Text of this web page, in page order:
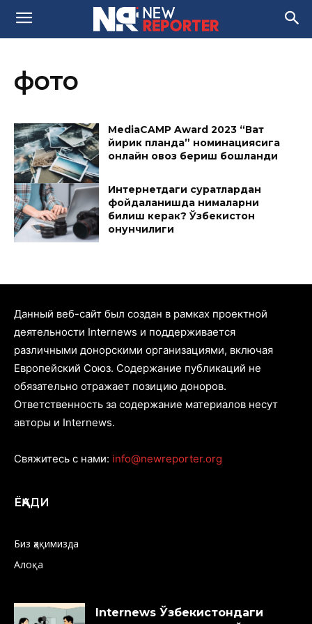
фото
MediaCAMP Award 2023 “Вақт
йирик планда” номинациясига
онлайн овоз бериш бошланди
Интернетдаги суратлардан
фойдаланишда нималарни
билиш керак? Ўзбекистон
қонунчилиги
Данный веб-сайт был создан в рамках проектной
деятельности Internews и поддерживается
различными донорскими организациями, включая
Европейский Союз. Содержание публикаций не
обязательно отражает позицию доноров.
Ответственность за содержание материалов несут
авторы и Internews.
Свяжитесь с нами: info@newreporter.org
ЁҚАДИ
Биз ҳақимизда
Алоқа
Internews Ўзбекистондаги